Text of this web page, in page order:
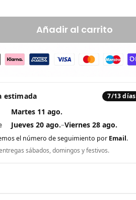
Añadir al carrito
estimada 7/13 días
Martes 11 ago.
Jueves 20 ago.–Viernes 28 ago.
el número de seguimiento por Email.
sábados, domingos y festivos.